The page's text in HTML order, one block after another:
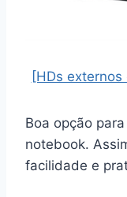
[HDs
Boa opção
notebook.
facilidade e